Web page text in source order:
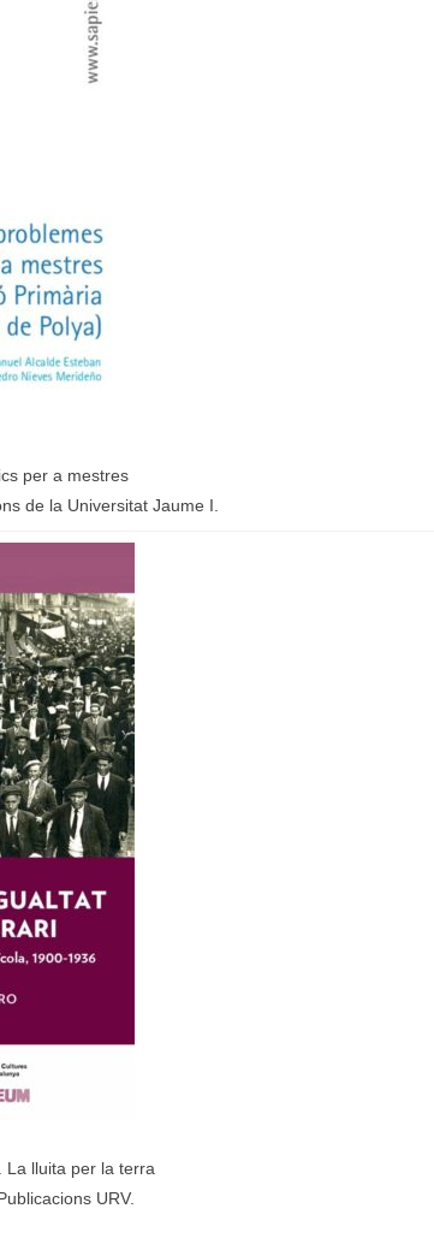
per a mestres
de la Universitat Jaume I.
La lluita per la terra
URV.